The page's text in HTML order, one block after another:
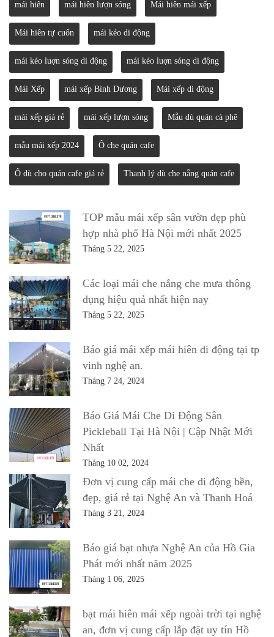
mái hiên mái hiên lượn sóng Mái hiên mái xếp
Mái hiên tự cuốn mái kéo di động
mái kéo luợn sóng di động mái kéo luợn sóng di động
Mái Xếp mái xếp Bình Dương Mái xếp di động
mái xếp giá rẻ mái xếp lượn sóng Mẫu dù quán cà phê
mẫu mái xếp 2024 Ô che quán cafe
Ô dù cho quán cafe giá rẻ Thanh lý dù che nắng quán cafe
TOP mẫu mái xếp sân vườn đẹp phù
hợp nhà phố Hà Nội mới nhất 2025
Tháng 5 22, 2025
Các loại mái che nắng che mưa thông
dụng hiệu quả nhất hiện nay
Tháng 5 22, 2025
Báo giá mái xếp mái hiên di động tại tp
vinh nghệ an.
Tháng 7 24, 2024
Báo Giá Mái Che Di Động Sân
Pickleball Tại Hà Nội | Cập Nhật Mới
Nhất
Tháng 10 02, 2024
Đơn vị cung cấp mái che di động bền,
đẹp, giá rẻ tại Nghệ An và Thanh Hoá
Tháng 3 21, 2024
Báo giá bạt nhựa Nghệ An của Hồ Gia
Phát mới nhất năm 2025
Tháng 1 06, 2025
bạt mái hiên mái xếp ngoài trời tại nghệ
an, đơn vị cung cấp lắp đặt uy tín Hồ